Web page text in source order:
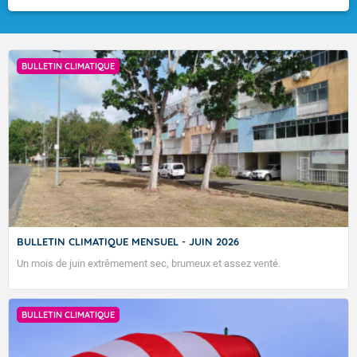
PRÉVISION MENSUELLE DU 07 AOÛT 2026
BULLETIN DES TENDANCES MENSUELLES ÉLABORÉ LE 07 AOUT
DU NORD, SAINT-MARTIN ET SAINT-BARTHÉLEMY.
VIGILANCE ROUGE
Accéder au site de Météo-France
BULLETIN CLIMATIQUE
BULLETIN CLIMATIQUE MENSUEL - JUIN 2026
Un mois de juin extrêmement sec, brumeux et assez venté.
BULLETIN CLIMATIQUE